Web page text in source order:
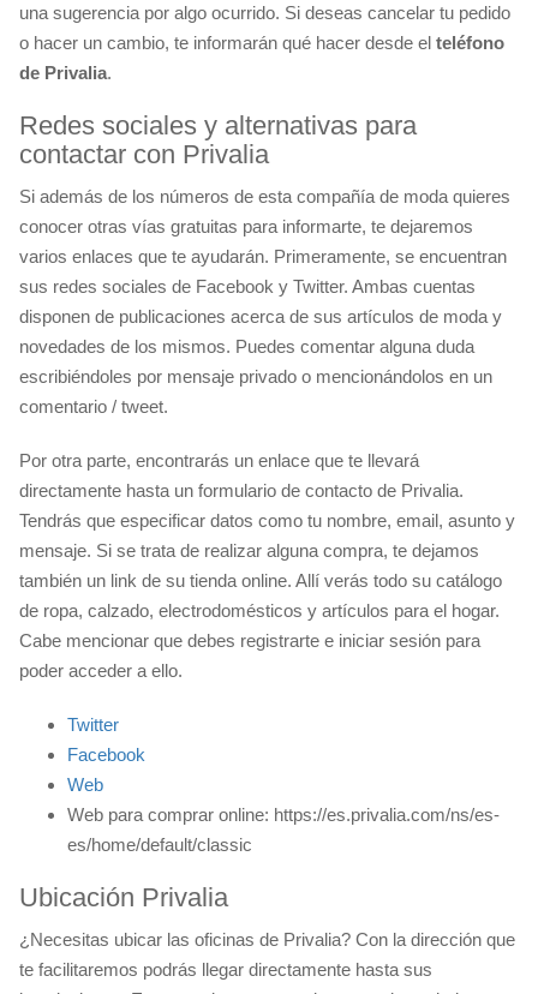
una sugerencia por algo ocurrido. Si deseas cancelar tu pedido
o hacer un cambio, te informarán qué hacer desde el teléfono
de Privalia.
Redes sociales y alternativas para
contactar con Privalia
Si además de los números de esta compañía de moda quieres
conocer otras vías gratuitas para informarte, te dejaremos
varios enlaces que te ayudarán. Primeramente, se encuentran
sus redes sociales de Facebook y Twitter. Ambas cuentas
disponen de publicaciones acerca de sus artículos de moda y
novedades de los mismos. Puedes comentar alguna duda
escribiéndoles por mensaje privado o mencionándolos en un
comentario / tweet.
Por otra parte, encontrarás un enlace que te llevará
directamente hasta un formulario de contacto de Privalia.
Tendrás que especificar datos como tu nombre, email, asunto y
mensaje. Si se trata de realizar alguna compra, te dejamos
también un link de su tienda online. Allí verás todo su catálogo
de ropa, calzado, electrodomésticos y artículos para el hogar.
Cabe mencionar que debes registrarte e iniciar sesión para
poder acceder a ello.
Twitter
Facebook
Web
Web para comprar online: https://es.privalia.com/ns/es-
es/home/default/classic
Ubicación Privalia
¿Necesitas ubicar las oficinas de Privalia? Con la dirección que
te facilitaremos podrás llegar directamente hasta sus